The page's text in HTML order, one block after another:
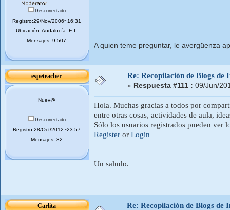
Desconectado
Registro:29/Nov/2006~16:31
Ubicación: Andalucí­a. E.I.
Mensajes: 9.507
A quien teme preguntar, le avergüenza
espeteacher
Nuev@
Desconectado
Registro:28/Oct/2012~23:57
Mensajes: 32
Re: Recopilación de Blogs de
« Respuesta #111 : 09/Jun/
Hola. Muchas gracias a todos por
entre otras cosas, actividades de aula,
Sólo los usuarios registrados pueden ver
Register or Login
Un saludo.
Carlita Re: Recopilación de Blogs de